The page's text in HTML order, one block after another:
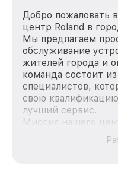
Добро пожаловать
центр Roland в
Мы предлагаем
обслуживание
жителей города и
команда состоит
специалистов,
свою
лучший сервис.
Миссия нашего
качественный и
каждого